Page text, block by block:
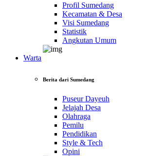
Profil Sumedang
Kecamatan & Desa
Visi Sumedang
Statistik
Angkutan Umum
Warta
Berita dari Sumedang
Puseur Dayeuh
Jelajah Desa
Olahraga
Pemilu
Pendidikan
Style & Tech
Opini